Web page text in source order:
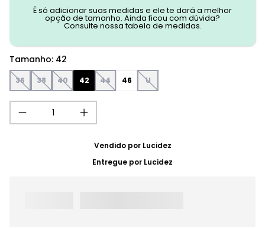
É só adicionar suas medidas e ele te dará a melhor
opção de tamanho. Ainda ficou com dúvida?
Consulte nossa tabela de medidas.
Tamanho: 42
36 38 40 42 44 46 U
Vendido por Lucidez
Entregue por Lucidez